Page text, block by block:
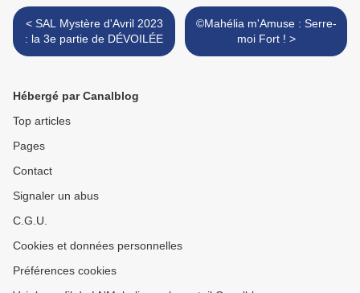
< SAL Mystère d'Avril 2023
: la 3e partie de DÉVOILÉE
©Mahélia m'Amuse : Serre-
moi Fort ! >
Hébergé par Canalblog
Top articles
Pages
Contact
Signaler un abus
C.G.U.
Cookies et données personnelles
Préférences cookies